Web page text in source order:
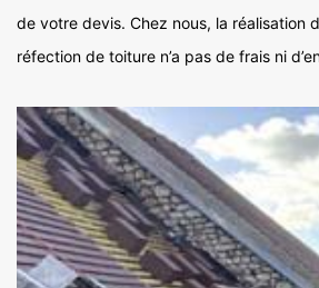
de votre devis. Chez nous, la réalisation
réfection de toiture n’a pas de frais ni